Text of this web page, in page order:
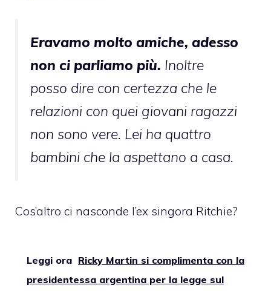
Eravamo molto amiche, adesso
non ci parliamo più. Inoltre
posso dire con certezza che le
relazioni con quei giovani ragazzi
non sono vere. Lei ha quattro
bambini che la aspettano a casa.
Cos’altro ci nasconde l’ex singora Ritchie?
Leggi ora Ricky Martin si complimenta con la
presidentessa argentina per la legge sul